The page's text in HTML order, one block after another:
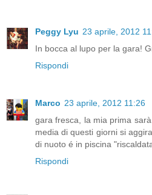
Peggy Lyu 23 aprile, 2012
In bocca al lupo per la gara!
Rispondi
Marco 23 aprile, 2012 11:26
gara fresca, la mia prima
media di questi giorni si
di nuoto é in piscina
Rispondi